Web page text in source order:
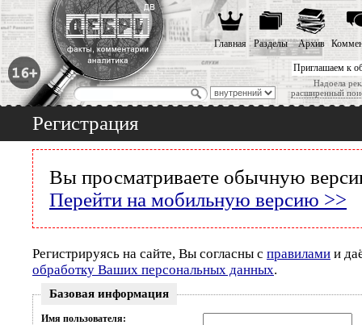
Приглашаем к
Надоела
расширенный
Главная Разделы Архив
Регистрация
Вы просматриваете обычную
Перейти на мобильную версию >>
Регистрируясь на сайте, Вы согласны с правилами и
обработку Ваших персональных данных.
Базовая информация
Имя пользователя: